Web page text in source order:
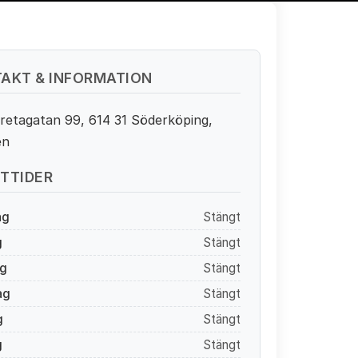
& INFORMATION
99, 614 31 Söderköping,
Stängt
Stängt
Stängt
Stängt
Stängt
Stängt